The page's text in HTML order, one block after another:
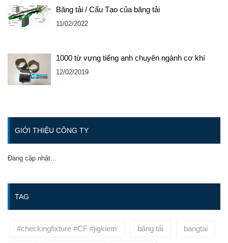
Băng tải / Cấu Tạo của băng tải
11/02/2022
1000 từ vựng tiếng anh chuyên ngành cơ khí
12/02/2019
GIỚI THIỆU CÔNG TY
Đang cập nhật...
TAG
#checkingfixture #CF #jigkiem băng tải bangtai